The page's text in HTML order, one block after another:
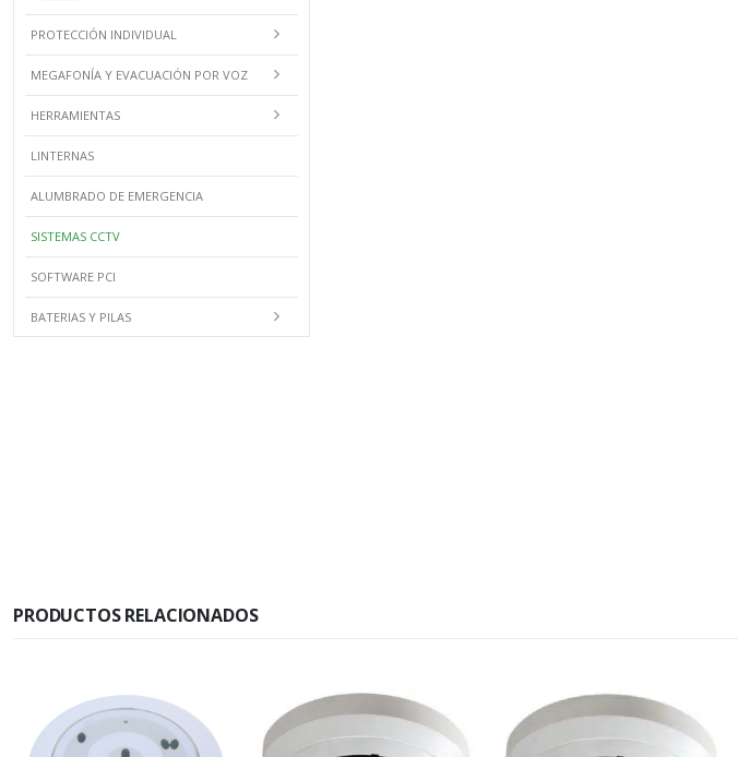
PROTECCIÓN INDIVIDUAL
MEGAFONÍA Y EVACUACIÓN POR VOZ
HERRAMIENTAS
LINTERNAS
ALUMBRADO DE EMERGENCIA
SISTEMAS CCTV
SOFTWARE PCI
BATERIAS Y PILAS
PRODUCTOS RELACIONADOS